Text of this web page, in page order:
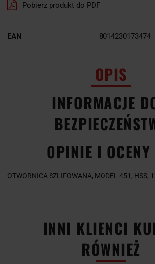
Pobierz produkt do PDF
EAN 8014230173474
OPIS
INFORMACJE
OPINIE I
OTWORNICA SZLIFOWANA, MODEL 451, HSS,
INNI KLIENCI
RÓWNIEŻ